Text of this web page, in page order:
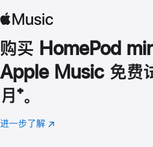
购买 HomePod
Apple Music 免费
月 脚
注
⁺。
进一步了解 Apple
(在